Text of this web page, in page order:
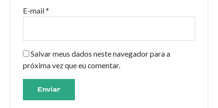
E-mail *
Salvar meus dados neste navegador para a
próxima vez que eu comentar.